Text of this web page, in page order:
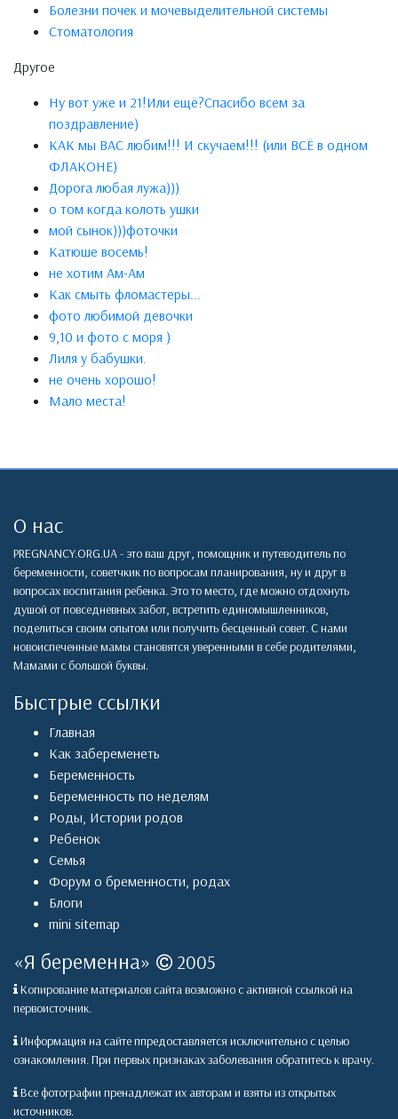
Болезни почек и мочевыделительной системы
Стоматология
Другое
Ну вот уже и 21!Или ещё?Спасибо всем за
поздравление)
КАК мы ВАС любим!!! И скучаем!!! (или ВСЁ в одном
ФЛАКОНЕ)
Дорога любая лужа)))
о том когда колоть ушки
мой сынок)))фоточки
Катюше восемь!
не хотим Ам-Ам
Как смыть фломастеры...
фото любимой девочки
9,10 и фото с моря )
Лиля у бабушки.
не очень хорошо!
Мало места!
О нас
PREGNANCY.ORG.UA - это ваш друг, помощник и путеводитель по
беременности, советчкик по вопросам планирования, ну и друг в
вопросах воспитания ребенка. Это то место, где можно отдохнуть
душой от повседневных забот, встретить единомышленников,
поделиться своим опытом или получить бесценный совет. С нами
новоиспеченные мамы становятся уверенными в себе родителями,
Мамами с большой буквы.
Быстрые ссылки
Главная
Как забеременеть
Беременность
Беременность по неделям
Роды, Истории родов
Ребенок
Семья
Форум о бременности, родах
Блоги
mini sitemap
«Я беременна» 2005
Копирование материалов сайта возможно с активной ссылкой на
первоисточник.
Информация на сайте ппредоставляется исключительно с целью
ознакомления. При первых признаках заболевания обратитесь к врачу.
Все фотографии пренадлежат их авторам и взяты из открытых
источников.